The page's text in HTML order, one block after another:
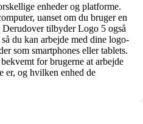
enheder og platforme.
uanset om du bruger en
tilbyder Logo 5 også
du kan arbejde med dine logo-
som smartphones eller tablets.
for brugerne at arbejde
er, og hvilken enhed de